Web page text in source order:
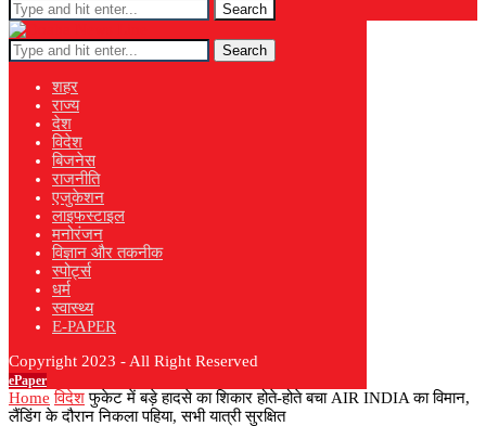
Search
Search
शहर
राज्य
देश
विदेश
बिजनेस
राजनीति
एजुकेशन
लाइफस्टाइल
मनोरंजन
विज्ञान और तकनीक
स्पोर्ट्स
धर्म
स्वास्थ्य
E-PAPER
Copyright 2023 - All Right Reserved
ePaper
Home विदेश फुकेट में बड़े हादसे का शिकार होते-होते बचा AIR INDIA का विमान,
लैंडिंग के दौरान निकला पहिया, सभी यात्री सुरक्षित